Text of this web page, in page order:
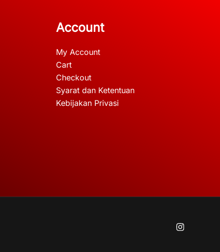
Account
My Account
Cart
Checkout
Syarat dan Ketentuan
Kebijakan Privasi